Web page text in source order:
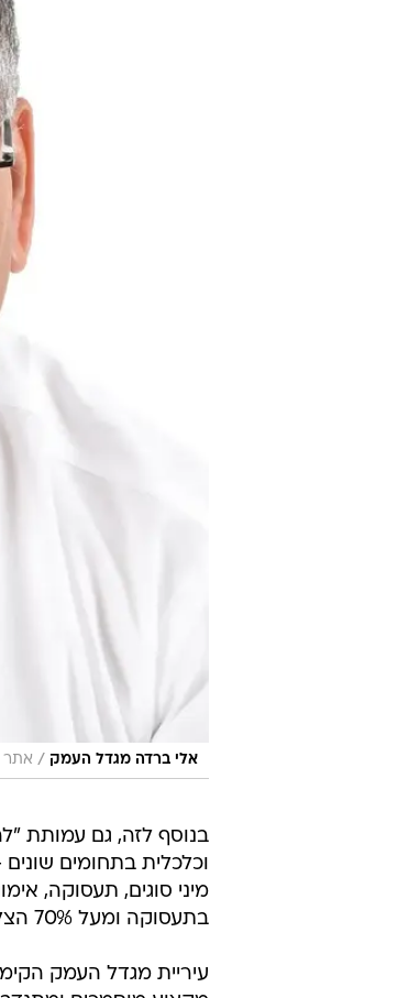
אלי ברדה מגדל העמק / אתר
וכלכלית בתחומים שונים
בתעסוקה ומעל 70% הצלחה בשיפור ההכנסה הפנויה של מקבלי השירות הרלוונטיים.
עיריית מגדל העמק